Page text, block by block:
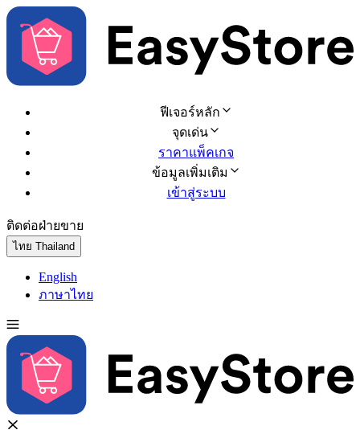
ฟีเจอร์หลัก
จุดเด่น
ราคาแพ็คเกจ
ข้อมูลเพิ่มเติม
เข้าสู่ระบบ
ติดต่อฝ่ายขาย
ไทย Thailand
English
ภาษาไทย